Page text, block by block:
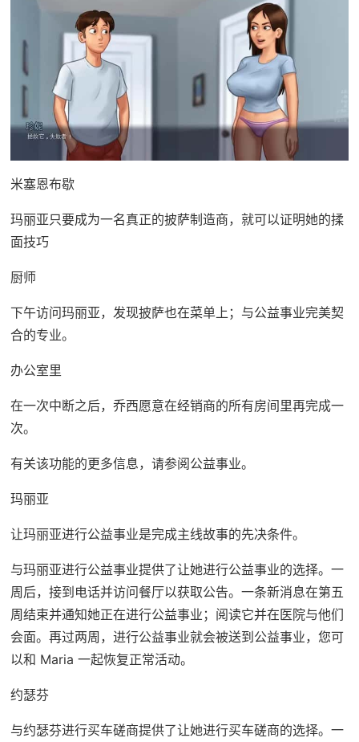
米塞恩布歇
玛丽亚只要成为一名真正的披萨制造商，就可以证明她的揉
面技巧
厨师
下午访问玛丽亚，发现披萨也在菜单上；与公益事业完美契
合的专业。
办公室里
在一次中断之后，乔西愿意在经销商的所有房间里再完成一
次。
有关该功能的更多信息，请参阅公益事业。
玛丽亚
让玛丽亚进行公益事业是完成主线故事的先决条件。
与玛丽亚进行公益事业提供了让她进行公益事业的选择。一
周后，接到电话并访问餐厅以获取公告。一条新消息在第五
周结束并通知她正在进行公益事业；阅读它并在医院与他们
会面。再过两周，进行公益事业就会被送到公益事业，您可
以和 Maria 一起恢复正常活动。
约瑟芬
与约瑟芬进行买车磋商提供了让她进行买车磋商的选择。一